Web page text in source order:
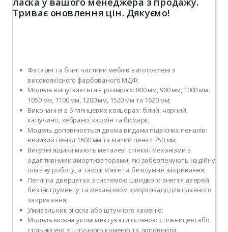
Триває оновлення цін. Дякуємо!
Фасадні та бічні частини меблів виготовлені з
високоякісного фарбованого МДФ;
Модель випускається в розмірах: 800 мм, 900 мм, 1000 мм,
1050 мм, 1100 мм, 1200 мм, 1520 мм та 1620 мм;
Виконання в 6 глянцевих кольорах: білий, чорний,
капучино, зебрано, кармін та бісмарк;
Модель доповнюється двома видами підвісних пеналів:
великий пенал 1600 мм та малий пенал 750 мм;
Висувні ящики мають металеві стінки і механізми з
адаптивними амортизаторами, які забезпечують надійну
плавну роботу, а також м’яке та безшумне закривання;
Петлі на дверцятах з системою швидкого зняття дверей
без інструменту та механізмом амортизації для плавного
закривання;
Умивальник зі скла або штучного каменю;
Модель можна укомплектувати скляною стільницею або
стільницею зі штучного каменю та доповнити